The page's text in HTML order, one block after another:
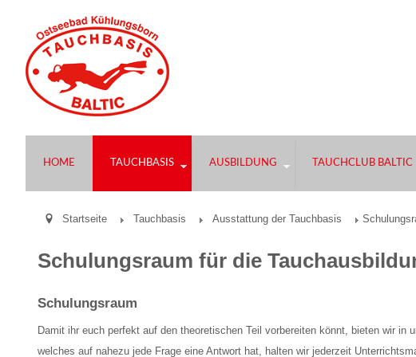
HOME TAUCHBASIS AUSBILDUNG TAUCHCLUB BALTIC
Startseite Tauchbasis Ausstattung der Tauchbasis
Schulungsraum für die
Schulungsraum
Damit ihr euch perfekt auf den theoretischen Teil vorbereiten könnt, bieten wir in
welches auf nahezu jede Frage eine Antwort hat, halten wir jederzeit